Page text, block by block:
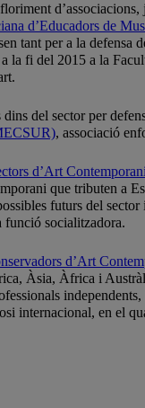
d’Educadors de
per a la defensa
la fi del 2015 a la
del sector per
, associació
d’Art
que tributen a
futurs del
funció socialitzadora.
d’Art
Àsia, Àfrica i
internacional, en el